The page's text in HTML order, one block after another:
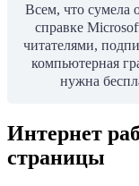
Всем, что сумела
справке
читателями,
компьютерная
нужна
Интернет
страницы